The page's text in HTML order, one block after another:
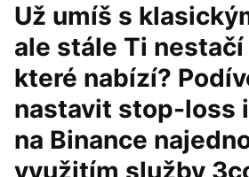
Už umíš s
ale stále Ti
které nabízí?
nastavit stop-loss
na Binance
využitím služby